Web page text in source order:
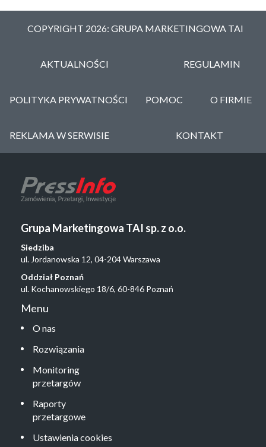
COPYRIGHT 2026: GRUPA MARKETINGOWA TAI
AKTUALNOŚCI REGULAMIN
POLITYKA PRYWATNOŚCI POMOC O FIRMIE
REKLAMA W SERWISIE KONTAKT
Grupa Marketingowa TAI sp. z o.o.
Siedziba
ul. Jordanowska 12, 04-204 Warszawa
Oddział Poznań
ul. Kochanowskiego 18/6, 60-846 Poznań
Menu
O nas
Rozwiązania
Monitoring
przetargów
Raporty
przetargowe
Ustawienia cookies